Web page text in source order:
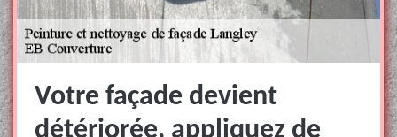
Votre façade devient
détériorée, appliquez de